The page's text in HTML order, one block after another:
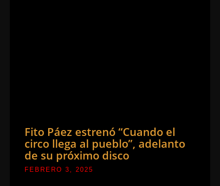
Fito Páez estrenó “Cuando el
circo llega al pueblo”, adelanto
de su próximo disco
FEBRERO 3, 2025